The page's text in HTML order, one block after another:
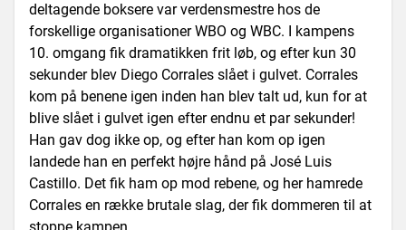
deltagende boksere var verdensmestre hos de
forskellige organisationer WBO og WBC. I kampens
10. omgang fik dramatikken frit løb, og efter kun 30
sekunder blev Diego Corrales slået i gulvet. Corrales
kom på benene igen inden han blev talt ud, kun for at
blive slået i gulvet igen efter endnu et par sekunder!
Han gav dog ikke op, og efter han kom op igen
landede han en perfekt højre hånd på José Luis
Castillo. Det fik ham op mod rebene, og her hamrede
Corrales en række brutale slag, der fik dommeren til at